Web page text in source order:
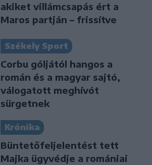
akiket villámcsapás ért a
Maros partján – frissítve
Székely Sport
Corbu góljától hangos a
román és a magyar sajtó,
válogatott meghívót
sürgetnek
Krónika
Büntetőfeljelentést tett
Majka ügyvédje a romániai